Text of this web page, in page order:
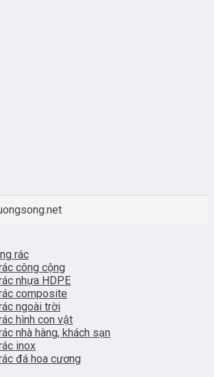
rác
công cộng
nhựa HDPE
composite
ngoài trời
hình con vật
nhà hàng, khách sạn
inox
đá hoa cương